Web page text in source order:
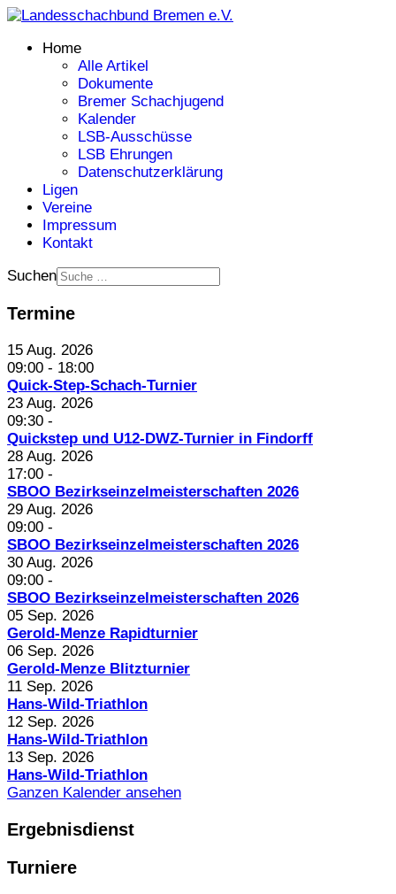
Home
Alle Artikel
Dokumente
Bremer Schachjugend
Kalender
LSB-Ausschüsse
LSB Ehrungen
Datenschutzerklärung
Ligen
Vereine
Impressum
Kontakt
Suchen
Termine
15 Aug. 2026
09:00 - 18:00
Quick-Step-Schach-Turnier
23 Aug. 2026
09:30 -
Quickstep und U12-DWZ-Turnier in Findorff
28 Aug. 2026
17:00 -
SBOO Bezirkseinzelmeisterschaften 2026
29 Aug. 2026
09:00 -
SBOO Bezirkseinzelmeisterschaften 2026
30 Aug. 2026
09:00 -
SBOO Bezirkseinzelmeisterschaften 2026
05 Sep. 2026
Gerold-Menze Rapidturnier
06 Sep. 2026
Gerold-Menze Blitzturnier
11 Sep. 2026
Hans-Wild-Triathlon
12 Sep. 2026
Hans-Wild-Triathlon
13 Sep. 2026
Hans-Wild-Triathlon
Ganzen Kalender ansehen
Ergebnisdienst
Turniere